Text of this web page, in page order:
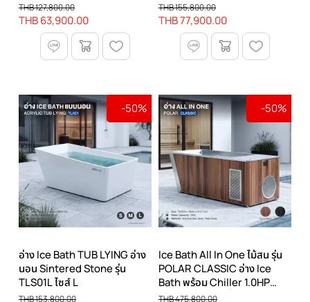
THB 63,900.00
THB 127,800.00
THB 77,900.00
THB 155,800.00
-50%
อ่าง Ice Bath TUB LYING อ่าง
นอน Sintered Stone รุ่น
TLS01L ไซส์ L
THB 153,800.00
-50%
Ice Bath All In One ไม้สน รุ่น
POLAR CLASSIC อ่าง Ice
Bath พร้อม Chiller 1.0HP
Stainless (อ่างน้ำแข็ง ลายไม้ สี
THB 475,800.00